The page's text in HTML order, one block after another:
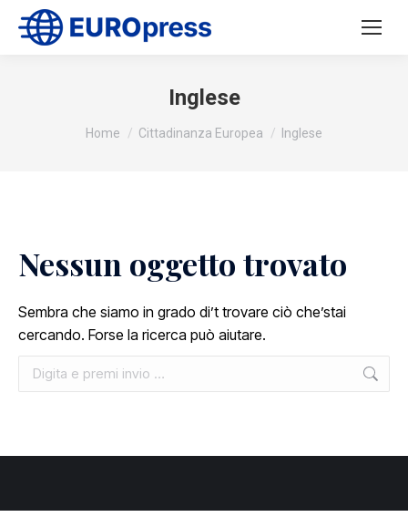
Inglese
Tu sei qui:
Home Cittadinanza Europea Inglese
Nessun oggetto trovato
Sembra che siamo in grado di’t trovare ciò che’stai
cercando. Forse la ricerca può aiutare.
Cerca: